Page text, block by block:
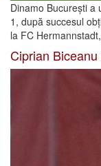
Dinamo București a
1, după succesul
la FC
Ciprian